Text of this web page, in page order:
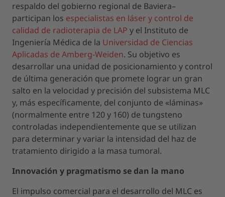
respaldo del gobierno regional de Baviera–
participan los especialistas en láser y control de
calidad de radioterapia de LAP y el Instituto de
Ingeniería Médica de la Universidad de Ciencias
Aplicadas de Amberg-Weiden. Su objetivo es
desarrollar una unidad de posicionamiento y control
de última generación que promete lograr un gran
salto en la velocidad y precisión del subsistema MLC
y, más específicamente, del conjunto de «láminas»
(normalmente entre 120 y 160) de tungsteno
controladas independientemente que se utilizan
para determinar y variar la intensidad del haz de
tratamiento dirigido a la masa tumoral.
Innovación y pragmatismo se dan la mano
El impulso comercial para el desarrollo del MLC es